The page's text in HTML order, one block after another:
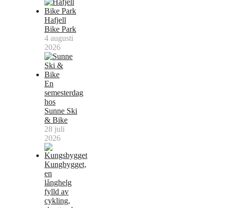
Hafjell
Bike Park
4 augusti
2026
En
semesterdag
hos
Sunne Ski
& Bike
28 juli
2026
Kungbygget,
en
långhelg
fylld av
cykling,